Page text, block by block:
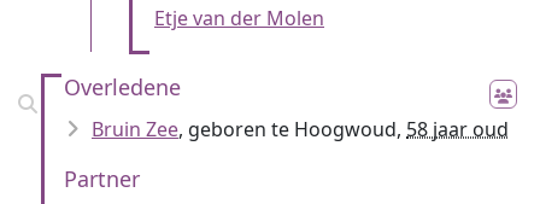
Etje van der Molen
Overledene
Bruin Zee, geboren te Hoogwoud, 58 jaar oud
Partner